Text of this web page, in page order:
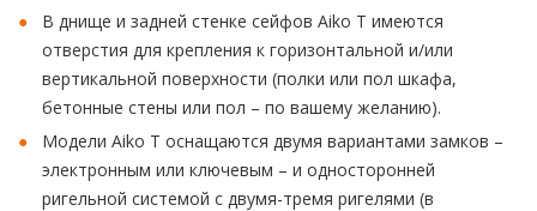
В днище и задней стенке сейфов Aiko T имеются
отверстия для крепления к горизонтальной и/или
вертикальной поверхности (полки или пол шкафа,
бетонные стены или пол – по вашему желанию).
Модели Aiko T оснащаются двумя вариантами замков –
электронным или ключевым – и односторонней
ригельной системой с двумя-тремя ригелями (в